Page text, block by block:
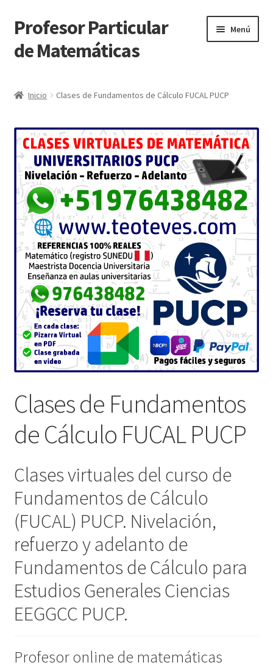
Ir
a
la
Ir
al
contenido
Profesor Particular
de Matemáticas
Menú
Inicio Clases de Fundamentos de Cálculo FUCAL PUCP
Clases de Fundamentos
de Cálculo FUCAL PUCP
Clases virtuales del curso de
Fundamentos de Cálculo
(FUCAL) PUCP. Nivelación,
refuerzo y adelanto de
Fundamentos de Cálculo para
Estudios Generales Ciencias
EEGGCC PUCP.
Profesor online de matemáticas